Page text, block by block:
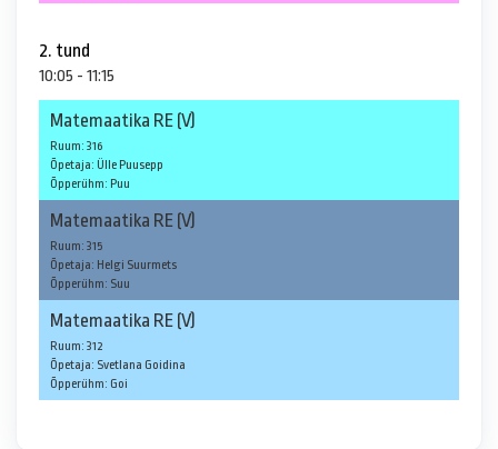
2. tund
10:05 - 11:15
Matemaatika RE (V)
Ruum: 316
Õpetaja: Ülle Puusepp
Õpperühm: Puu
Matemaatika RE (V)
Ruum: 315
Õpetaja: Helgi Suurmets
Õpperühm: Suu
Matemaatika RE (V)
Ruum: 312
Õpetaja: Svetlana Goidina
Õpperühm: Goi